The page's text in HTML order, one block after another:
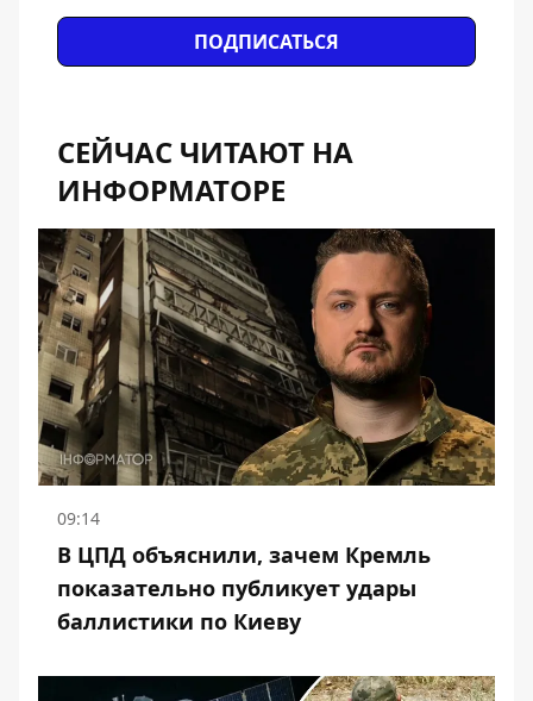
ПОДПИСАТЬСЯ
СЕЙЧАС ЧИТАЮТ НА
ИНФОРМАТОРЕ
09:14
В ЦПД объяснили, зачем Кремль
показательно публикует удары
баллистики по Киеву